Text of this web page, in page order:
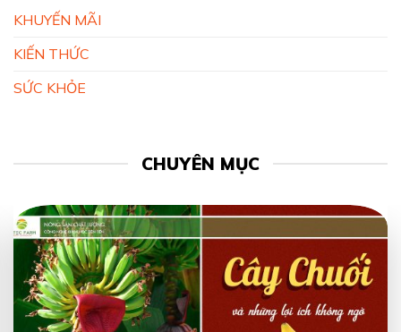
KHUYẾN MÃI
KIẾN THỨC
SỨC KHỎE
CHUYÊN MỤC